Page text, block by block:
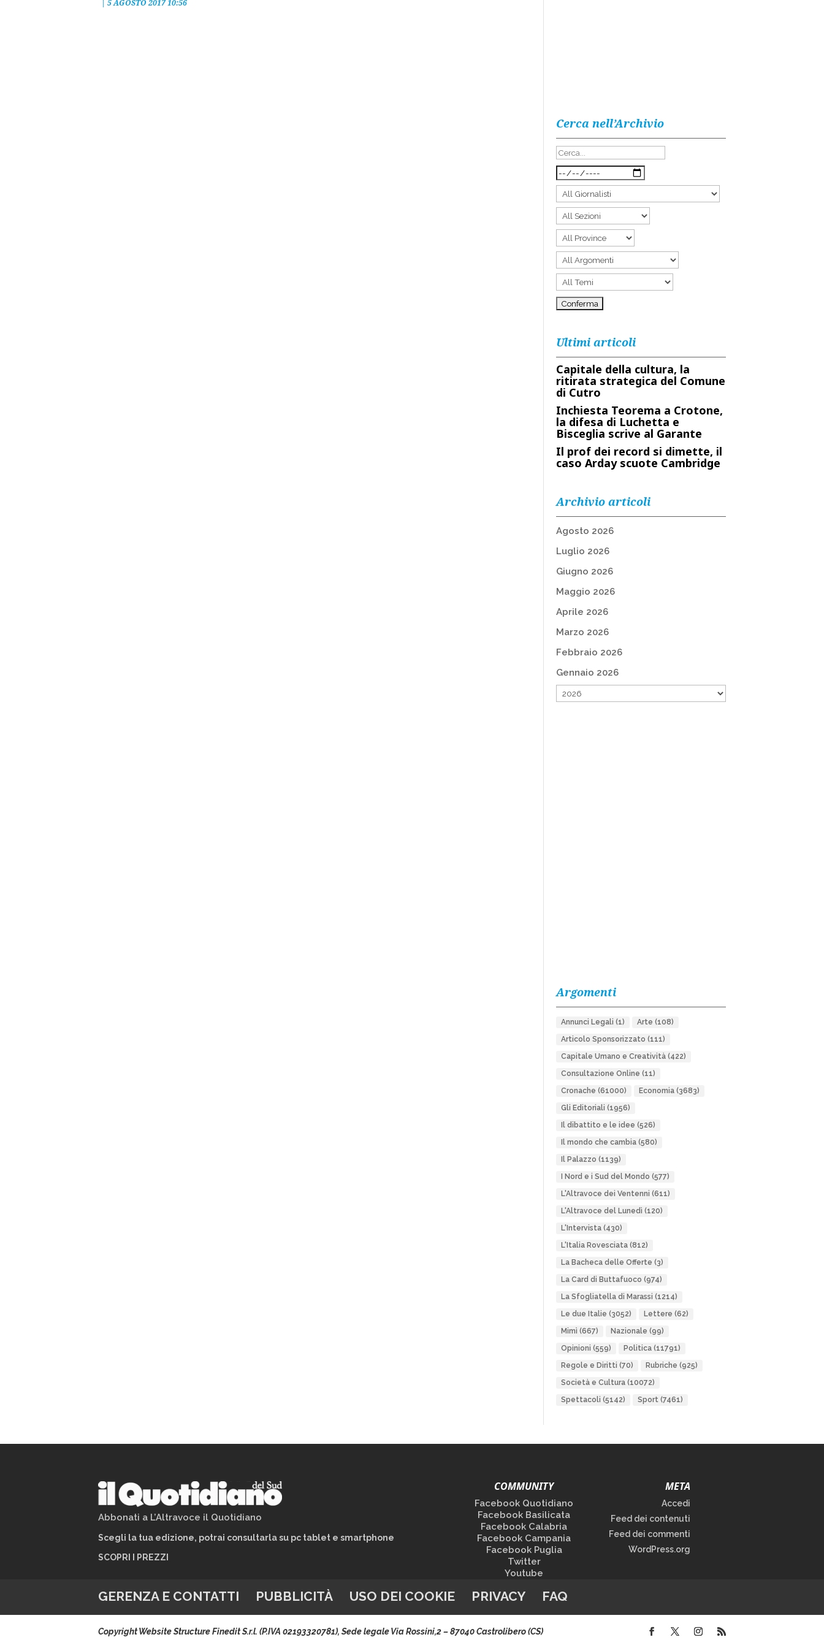
| 5 AGOSTO 2017 10:56
Cerca nell’Archivio
Ultimi articoli
Capitale della cultura, la
ritirata strategica del Comune
di Cutro
Inchiesta Teorema a Crotone,
la difesa di Luchetta e
Bisceglia scrive al Garante
Il prof dei record si dimette, il
caso Arday scuote Cambridge
Archivio articoli
Agosto 2026
Luglio 2026
Giugno 2026
Maggio 2026
Aprile 2026
Marzo 2026
Febbraio 2026
Gennaio 2026
Argomenti
Annunci Legali (1) Arte (108)
Articolo Sponsorizzato (111)
Capitale Umano e Creatività(422)
Consultazione Online (11)
Cronache (61000) Economia(3683)
Gli Editoriali (1956)
Il dibattito e le idee (526)
Il mondo che cambia(580)
Il Palazzo (1139)
I Nord e i Sud del Mondo (577)
L'Altravoce dei Ventenni (611)
L'Altravoce del Lunedì (120)
L'Intervista(430)
L'Italia Rovesciata(812)
La Bacheca delle Offerte (3)
La Card di Buttafuoco (974)
La Sfogliatella di Marassi (1214)
Le due Italie (3052) Lettere (62)
Mimì (667) Nazionale (99)
Opinioni (559) Politica(11791)
Regole e Diritti (70) Rubriche (925)
Società e Cultura(10072)
Spettacoli (5142) Sport(7461)
Abbonati a L’Altravoce il Quotidiano
Scegli la tua edizione, potrai consultarla su pc tablet e smartphone
SCOPRI I PREZZI
COMMUNITY
Facebook Quotidiano
Facebook Basilicata
Facebook Calabria
Facebook Campania
Facebook Puglia
Twitter
Youtube
META
Accedi
Feed dei contenuti
Feed dei commenti
WordPress.org
GERENZA E CONTATTI PUBBLICITÀ USO DEI COOKIE PRIVACY FAQ
Copyright Website Structure Finedit S.r.l. (P.IVA 02193320781), Sede legale Via Rossini,2 – 87040 Castrolibero (CS)